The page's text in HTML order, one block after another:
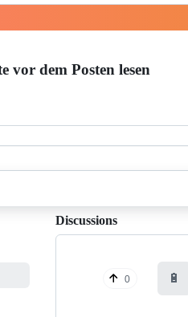
vor dem Posten lesen
Discussions
0 🔋